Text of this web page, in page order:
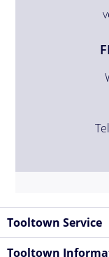
Tooltown Service
Tooltown